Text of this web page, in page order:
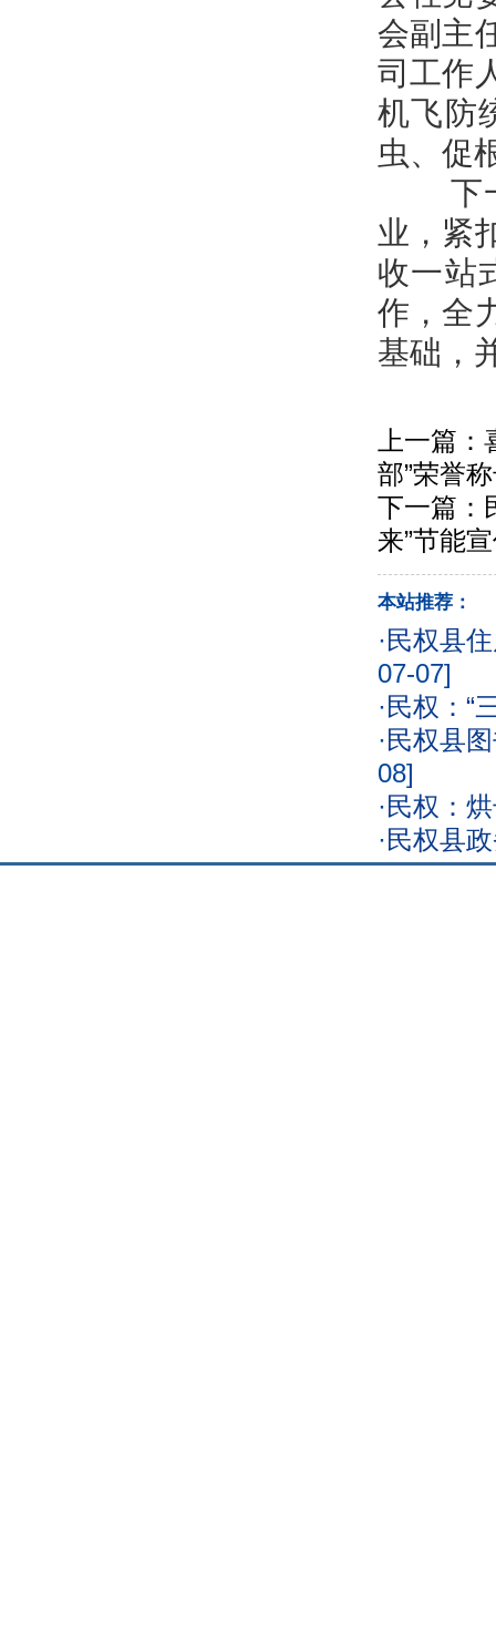
会副主
司工作
机飞防
虫、促
下一
业，紧
收一站
作，全
基础，
上一篇：
部”荣誉
下一篇：
来”节能
本站推荐：
·民权县
07-07]
·民权：“
·民权县
08]
·民权：
·民权县